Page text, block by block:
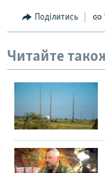
Поділитись
Читайте